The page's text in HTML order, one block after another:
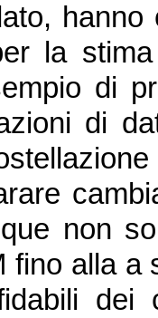
hanno
la
di
di
non
fino alla
dei